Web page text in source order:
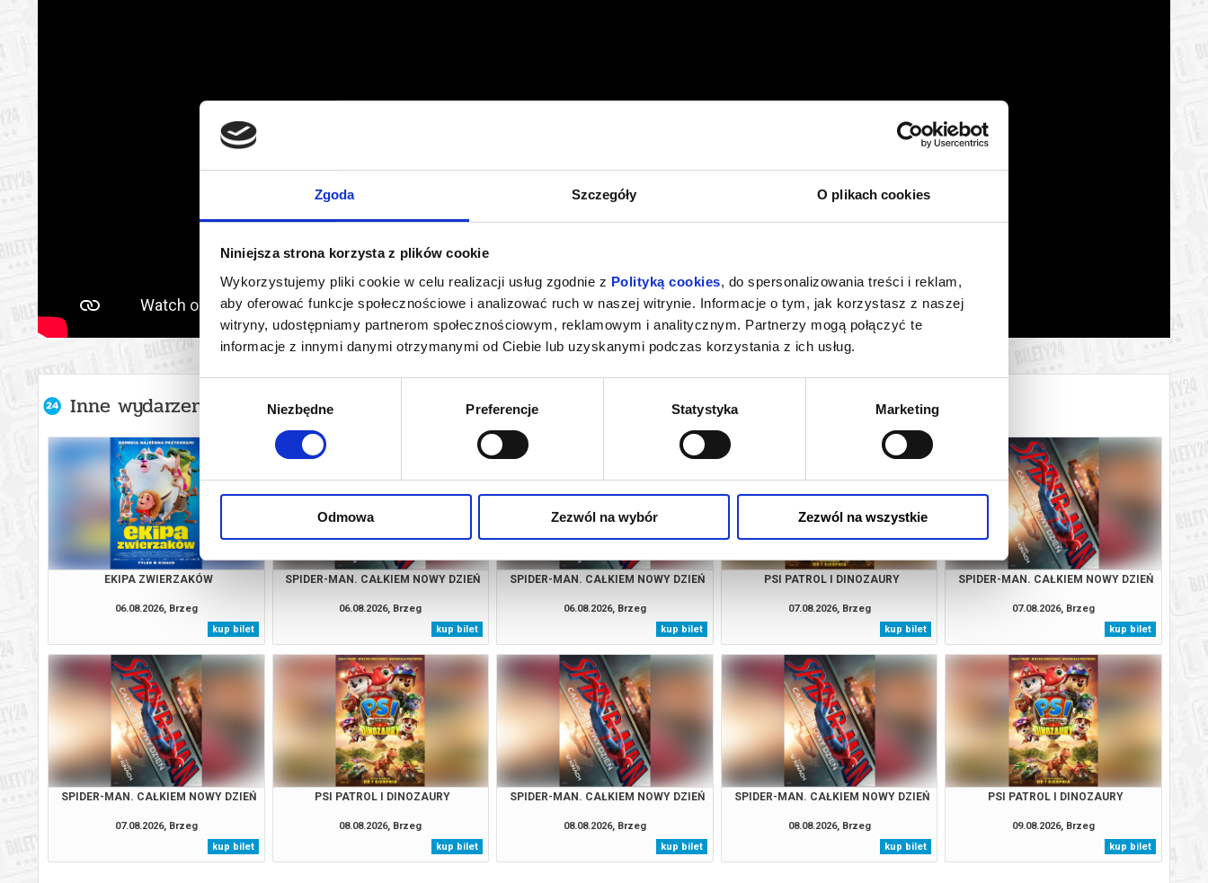
Zgoda Szczegóły O plikach cookies
Niniejsza strona korzysta z plików cookie
Wykorzystujemy pliki cookie w celu realizacji usług zgodnie z Polityką cookies, do spersonalizowania treści i reklam,
aby oferować funkcje społecznościowe i analizować ruch w naszej witrynie. Informacje o tym, jak korzystasz z naszej
witryny, udostępniamy partnerom społecznościowym, reklamowym i analitycznym. Partnerzy mogą połączyć te
informacje z innymi danymi otrzymanymi od Ciebie lub uzyskanymi podczas korzystania z ich usług.
zgody
Niezbędne Preferencje Statystyka Marketing
Odmowa Zezwól na wybór Zezwól na wszystkie
Inne wydarzenia organizatora
EKIPA ZWIERZAKÓW
06.08.2026, Brzeg
kup bilet
SPIDER-MAN. CAŁKIEM NOWY DZIEŃ
06.08.2026, Brzeg
kup bilet
SPIDER-MAN. CAŁKIEM NOWY DZIEŃ
06.08.2026, Brzeg
kup bilet
PSI PATROL I DINOZAURY
07.08.2026, Brzeg
kup bilet
SPIDER-MAN. CAŁKIEM NOWY DZIEŃ
07.08.2026, Brzeg
kup bilet
SPIDER-MAN. CAŁKIEM NOWY DZIEŃ
07.08.2026, Brzeg
kup bilet
PSI PATROL I DINOZAURY
08.08.2026, Brzeg
kup bilet
SPIDER-MAN. CAŁKIEM NOWY DZIEŃ
08.08.2026, Brzeg
kup bilet
SPIDER-MAN. CAŁKIEM NOWY DZIEŃ
08.08.2026, Brzeg
kup bilet
PSI PATROL I DINOZAURY
09.08.2026, Brzeg
kup bilet